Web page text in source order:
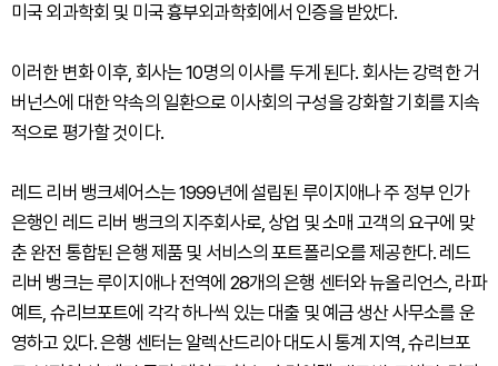
미국 외과학회 및 미국 흉부외과학회에서 인증을 받았다.
이러한 변화 이후, 회사는 10명의 이사를 두게 된다. 회사는 강력한 거
버넌스에 대한 약속의 일환으로 이사회의 구성을 강화할 기회를 지속
적으로 평가할 것이다.
레드 리버 뱅크셰어스는 1999년에 설립된 루이지애나 주 정부 인가
은행인 레드 리버 뱅크의 지주회사로, 상업 및 소매 고객의 요구에 맞
춘 완전 통합된 은행 제품 및 서비스의 포트폴리오를 제공한다. 레드
리버 뱅크는 루이지애나 전역에 28개의 은행 센터와 뉴올리언스, 라파
예트, 슈리브포트에 각각 하나씩 있는 대출 및 예금 생산 사무소를 운
영하고 있다. 은행 센터는 알렉산드리아 대도시 통계 지역, 슈리브포